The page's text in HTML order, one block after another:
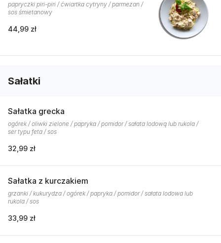
papryczki piri-piri / ćwiartka cytryny / parmezan /
sos śmietanowy
44,99 zł
Sałatki
Sałatka grecka
ogórek / oliwki zielone / papryka / pomidor / sałata lodową lub rukola /
ser typu feta / sos
32,99 zł
Sałatka z kurczakiem
grzanki / kukurydza / ogórek / papryka / pomidor / sałata lodowa lub
rukola / sos
33,99 zł